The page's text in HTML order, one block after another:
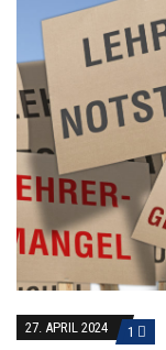
27. APRIL 2024 1